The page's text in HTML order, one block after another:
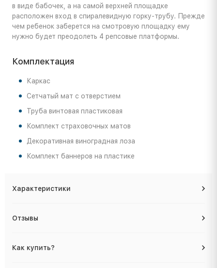
в виде бабочек, а на самой верхней площадке
расположен вход в спиралевидную горку-трубу. Прежде
чем ребенок заберется на смотровую площадку ему
нужно будет преодолеть 4 репсовые платформы.
Комплектация
Каркас
Сетчатый мат с отверстием
Труба винтовая пластиковая
Комплект страховочных матов
Декоративная виноградная лоза
Комплект баннеров на пластике
Характеристики
Отзывы
Как купить?